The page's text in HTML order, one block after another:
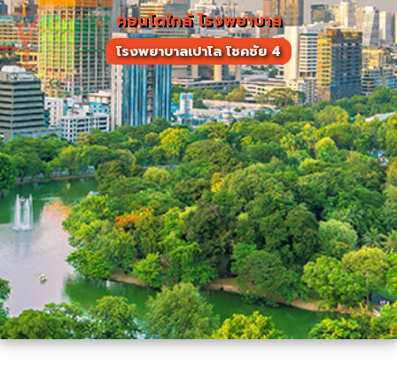
คอนโดใกล้ โรงพยาบาล
โรงพยาบาลเปาโล โชคชัย 4